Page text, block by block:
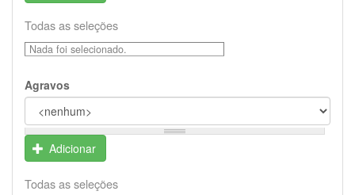
Todas as seleções
Nada foi selecionado.
Agravos
Adicionar
Todas as seleções